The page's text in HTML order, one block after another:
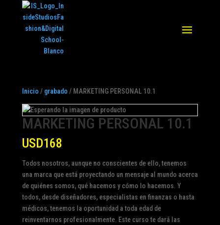
Inicio / grabado / MARKETING PERSONAL 10.1
MARKETING PERSONAL 10.1
USD168
Todos nosotros, aunque no conscientes de ello, tenemos
una marca que está proyectando un mensaje al mundo acerca
de quiénes somos, qué hacemos y cómo lo hacemos. Y
todos, desde diseñadores, especialistas en finanzas o hasta
médicos, tenemos la oportunidad a toda edad de
reinventarnos profesionalmente. Este curso te dará las